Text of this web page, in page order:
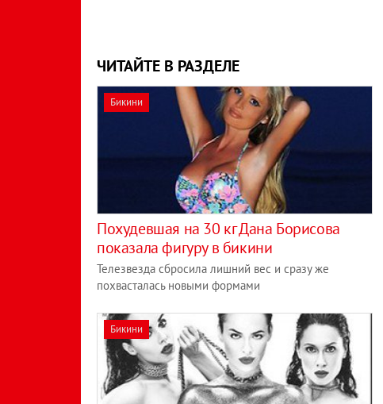
ЧИТАЙТЕ В РАЗДЕЛЕ
Бикини
Похудевшая на 30 кг Дана Борисова
показала фигуру в бикини
Телезвезда сбросила лишний вес и сразу же
похвасталась новыми формами
Бикини